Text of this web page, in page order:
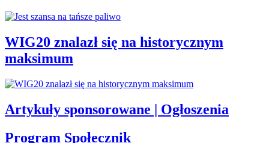
WIG20 znalazł się na historycznym
maksimum
Artykuły sponsorowane | Ogłoszenia
Program Społecznik